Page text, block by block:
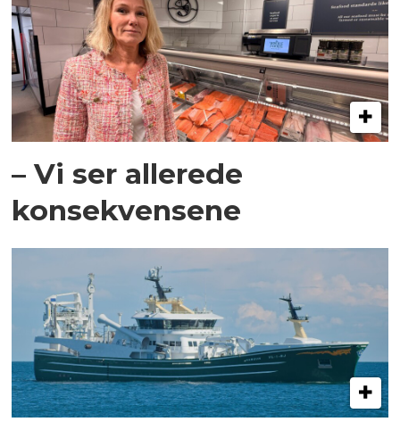
– Vi ser allerede
konsekvensene